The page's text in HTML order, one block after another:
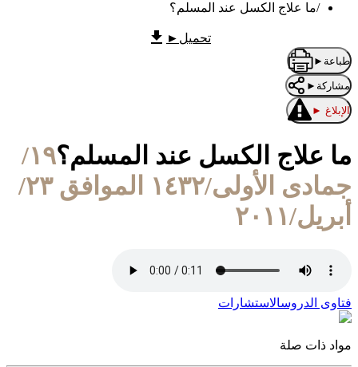
/ما علاج الكسل عند المسلم؟
تحميل ►
طباعة ►
مشاركة ►
الإبلاغ ►
ما علاج الكسل عند المسلم؟
١٩/
جمادى الأولى/١٤٣٢ الموافق ٢٣/
أبريل/٢٠١١
فتاوى الدروسالاستشارات
مواد ذات صلة